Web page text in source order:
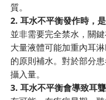
質。
2. 耳水不平衡發作時，
並非需要完全禁水，關
大量液體可能加重內耳
的原則補水。對於部分
攝入量。
3. 耳水不平衡會導致耳